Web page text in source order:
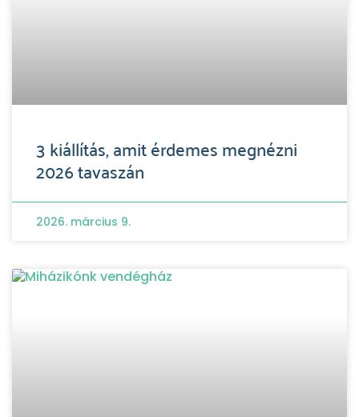
3 kiállítás, amit érdemes megnézni
2026 tavaszán
2026. március 9.